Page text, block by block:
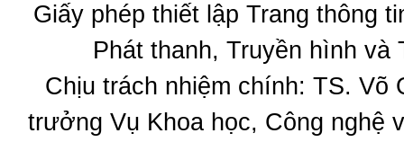
Giấy phép thiết lập Trang thông
Phát thanh, Truyền hình
Chịu trách nhiệm chính: TS.
trưởng Vụ Khoa học, Công nghệ